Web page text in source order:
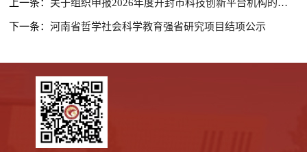
上一条： 关于组织申报2026年度开封市科技创新平台机构的通知
下一条：河南省哲学社会科学教育强省研究项目结项公示